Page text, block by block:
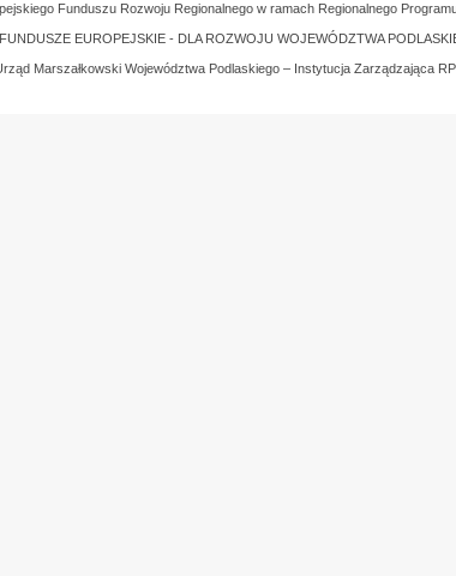
Funduszu Rozwoju Regionalnego w ramach Regionalnego
FUNDUSZE EUROPEJSKIE - DLA ROZWOJU WOJEWÓDZTWA
Marszałkowski Województwa Podlaskiego – Instytucja Zarządzająca